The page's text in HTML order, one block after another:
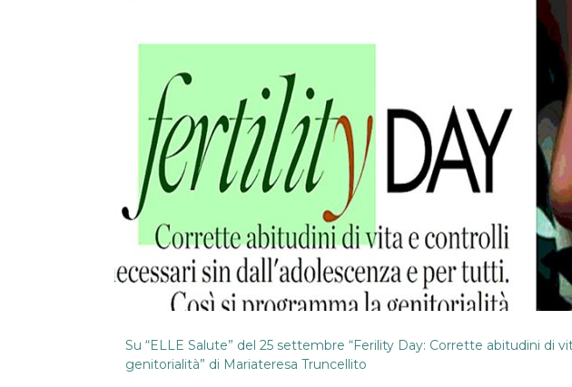
Su “ELLE Salute” del 25 settembre “Ferility Day: Corrette abitudini di
genitorialità” di Mariateresa Truncellito